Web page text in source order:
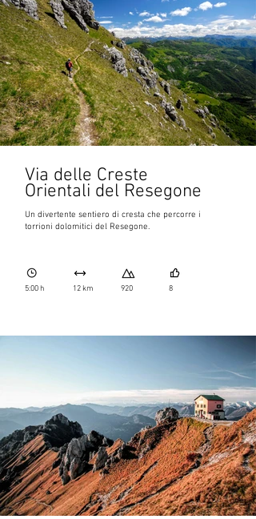
Via delle Creste
Orientali del Resegone
Un divertente sentiero di cresta che percorre i
torrioni dolomitici del Resegone.
5:00 h 12 km 920 8